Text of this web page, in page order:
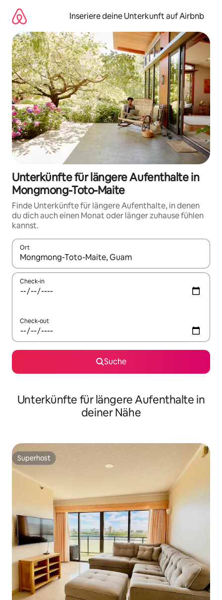
Inhalten
springen
Inseriere deine Unterkunft auf Airbnb
Unterkünfte für längere Aufenthalte in
Mongmong-Toto-Maite
Finde Unterkünfte für längere Aufenthalte, in denen
du dich auch einen Monat oder länger zuhause fühlen
kannst.
Ort
Wenn Ergebnisse verfügbar sind, navigiere mit den
Check-in
Check-out
Suche
Unterkünfte für längere Aufenthalte in
deiner Nähe
Superhost
Superhost